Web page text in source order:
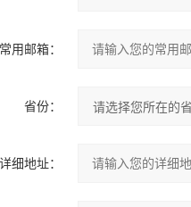
常用邮箱：
省份：
详细地址：